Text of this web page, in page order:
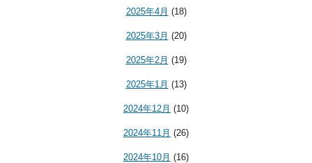
2025年4月 (18)
2025年3月 (20)
2025年2月 (19)
2025年1月 (13)
2024年12月 (10)
2024年11月 (26)
2024年10月 (16)